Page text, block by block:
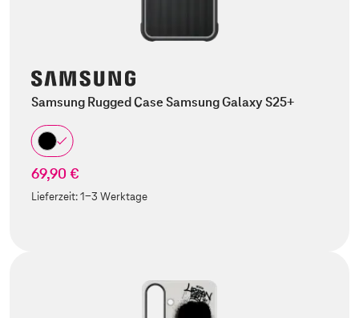
Samsung Rugged Case Samsung Galaxy S25+
69,90 €
Lieferzeit:1-3 Werktage